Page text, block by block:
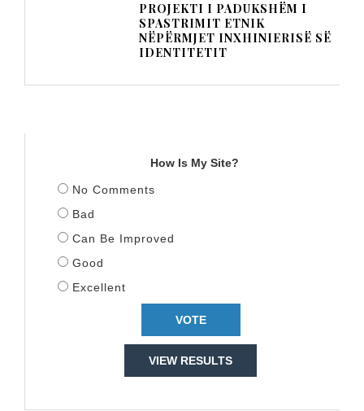
PROJEKTI I PADUKSHËM I
SPASTRIMIT ETNIK
NËPËRMJET INXHINIERISË SË
IDENTITETIT
How Is My Site?
No Comments
Bad
Can Be Improved
Good
Excellent
VIEW RESULTS